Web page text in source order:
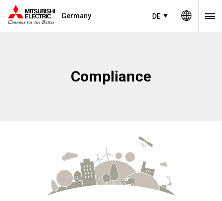
Germany DE
Compliance